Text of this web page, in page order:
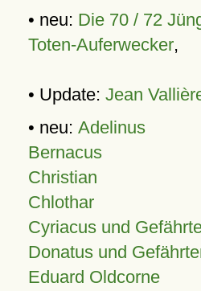
• neu: Die 70 / 72
Toten-Auferwecker,
• Update: Jean
• neu: Adelinus
Bernacus
Christian
Chlothar
Cyriacus und
Donatus und
Eduard Oldcorne